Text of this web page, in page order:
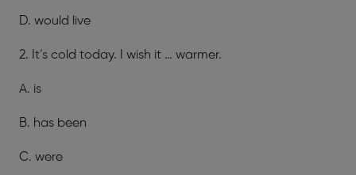
D. would live
2. It’s cold today. I wish it … warmer.
A. is
B. has been
C. were